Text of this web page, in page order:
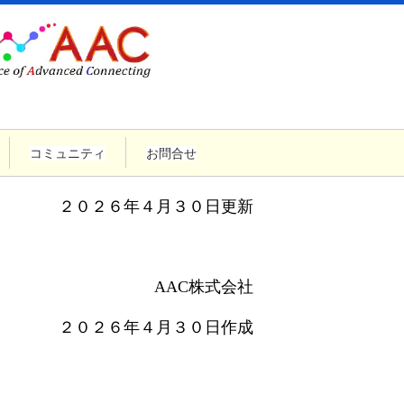
コミュニティ お問合せ
２０２６年４月３０日更新
AAC株式会社
２０２６年４月３０日作成